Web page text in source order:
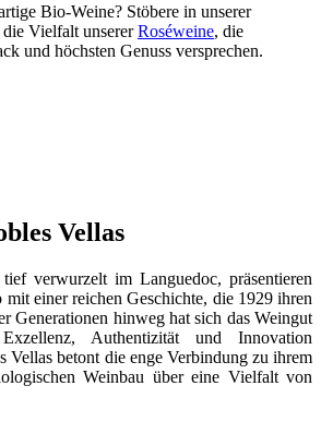
Bio-Weine? Stöbere in unserer
Vielfalt unsererRoséweine, die
und höchsten Genuss versprechen.
Vellas
verwurzelt im Languedoc, präsentieren
mit einer reichen Geschichte, die 1929 ihren
Generationen hinweg hat sich das Weingut
Authentizität und Innovation
Vellas betont die enge Verbindung zu ihrem
Weinbau über eine Vielfalt von